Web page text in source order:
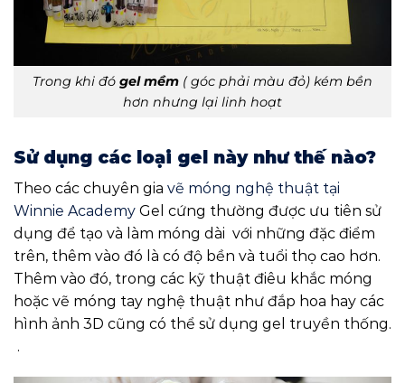
Trong khi đó gel mềm ( góc phải màu đỏ) kém bền
hơn nhưng lại linh hoạt
Sử dụng các loại gel này như thế nào?
Theo các chuyên gia vẽ móng nghệ thuật tại
Winnie Academy Gel cứng thường được ưu tiên sử
dụng để tạo và làm móng dài với những đặc điểm
trên, thêm vào đó là có độ bền và tuổi thọ cao hơn.
Thêm vào đó, trong các kỹ thuật điêu khắc móng
hoặc vẽ móng tay nghệ thuật như đắp hoa hay các
hình ảnh 3D cũng có thể sử dụng gel truyền thống.
.